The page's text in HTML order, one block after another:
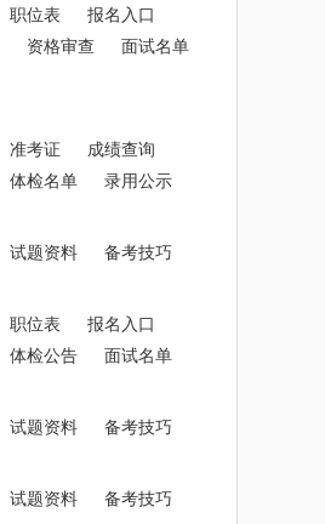
职位表
报名入口
资格审查
面试名单
准考证
成绩查询
体检名单
录用公示
试题资料
备考技巧
职位表
报名入口
体检公告
面试名单
试题资料
备考技巧
试题资料 备考技巧